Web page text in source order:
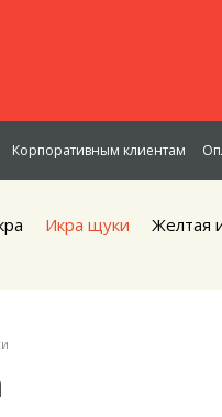
Корпоративным клиентам
Икра щуки
Желтая